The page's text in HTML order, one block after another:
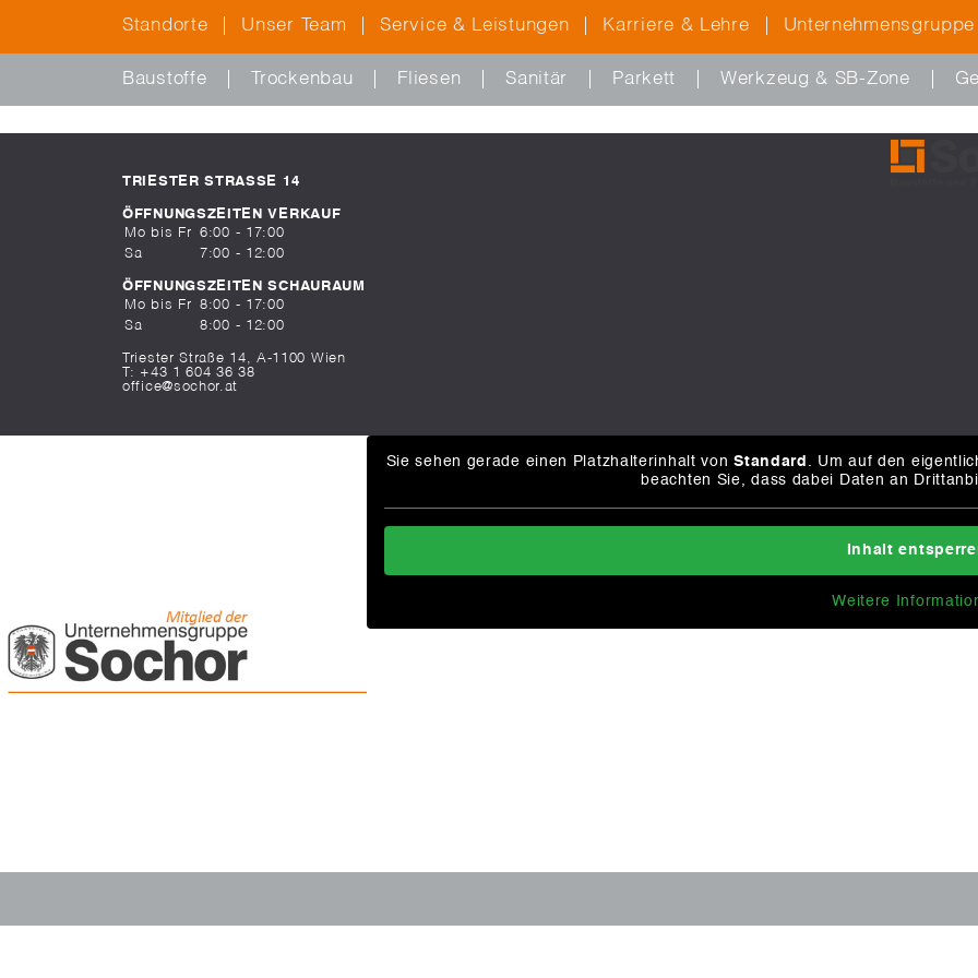
Standorte Unser Team Service & Leistungen Karriere & Lehre Unternehmensgruppe
Baustoffe Trockenbau Fliesen Sanitär Parkett Werkzeug & SB-Zone
TRIESTER STRASSE 14
ÖFFNUNGSZEITEN VERKAUF
Mo bis Fr
6:00 - 17:00
Sa
7:00 - 12:00
ÖFFNUNGSZEITEN SCHAURAUM
Mo bis Fr
8:00 - 17:00
Sa
8:00 - 12:00
Triester Straße 14, A-1100 Wien
T: +43 1 604 36 38
office@sochor.at
Sie sehen gerade einen Platzhalterinhalt vonStandard . Um auf den
beachten Sie, dass dabei Daten an
Inhalt
Weitere